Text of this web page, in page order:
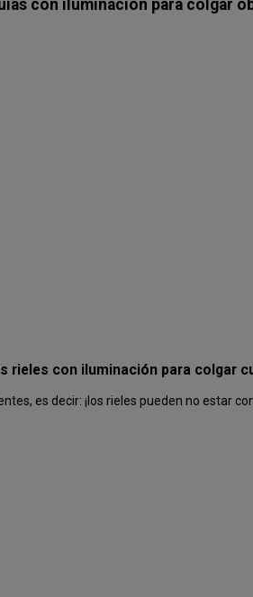
con iluminación para colgar
rieles con iluminación para colgar
es decir: ¡los rieles pueden no estar